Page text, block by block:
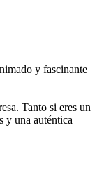
y fascinante
Tanto si eres un
y una auténtica